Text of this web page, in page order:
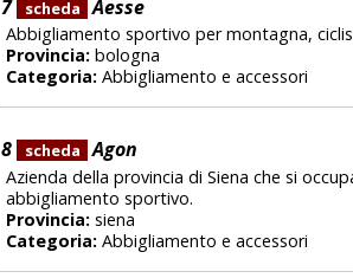
7 scheda Aesse
Abbigliamento sportivo per montagna,
Provincia: bologna
Categoria: Abbigliamento e accessori
8 scheda Agon
Azienda della provincia di Siena che si
abbigliamento sportivo.
Provincia: siena
Categoria: Abbigliamento e accessori